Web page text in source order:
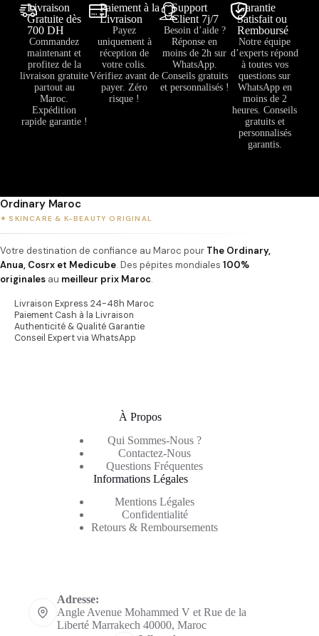
Livraison
Gratuite dès
700 DH
Commandez
maintenant et
profitez de la
livraison gratuite
partout au
Maroc.
Expédition
rapide garantie !
Paiement à la
Livraison
Payez
uniquement à
réception de
votre colis.
Vérifiez avant de
payer. Zéro
risque !
Support
Client 7j/7
Besoin d’aide ?
Réponse en
moins de 2h sur
WhatsApp.
Conseils gratuits
et personnalisés !
Garantie
Satisfait ou
Remboursé
Notre équipe
d’experts répond
à toutes vos
questions sur
WhatsApp en
moins de 2
heures. Conseils
gratuits et
personnalisés
garantis.
Ordinary Maroc
✦ SKINCARE & K-BEAUTY ORIGINAL
Votre destination de confiance au Maroc pour The Ordinary,
Anua, Cosrx et Medicube. Des pépites mondiales 100%
originales au meilleur prix Maroc.
Livraison Express 24-48h Maroc
Paiement Cash à la Livraison
Authenticité & Qualité Garantie
Conseil Expert via WhatsApp
À Propos
Qui Sommes-Nous ?
Contactez-Nous
Questions Fréquentes
Informations Légales
Mentions Légales
Confidentialité
Retours & Remboursements
Adresse:
Angle Avenue Mohammed V et Rue de la
Liberté Marrakech 40000, Maroc